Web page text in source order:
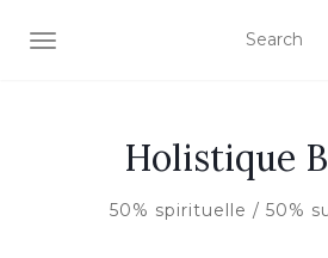
AFFICHER/MASQUER LA
Holistique
50% spirituelle / 50%